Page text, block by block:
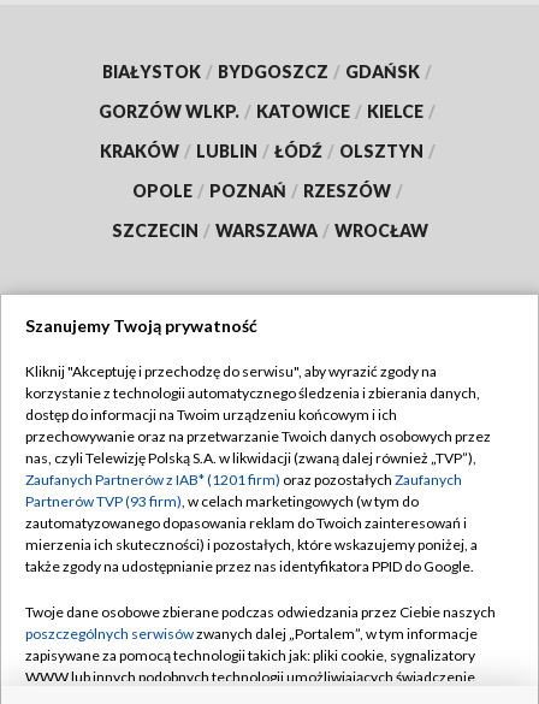
BIAŁYSTOK / BYDGOSZCZ / GDAŃSK /
GORZÓW WLKP. / KATOWICE / KIELCE /
KRAKÓW / LUBLIN / ŁÓDŹ / OLSZTYN /
OPOLE / POZNAŃ / RZESZÓW /
SZCZECIN / WARSZAWA / WROCŁAW
TVP
Abonament TVP
Emisja w TVP
Centrum informacji TVP
Naziemna Telewizja Cyfrowa
Rada Programowa
System NOS
Regulamin TVP
Polityka prywatności
Moje zgody
Pomoc
Kontakt
Szanujemy Twoją prywatność
Kliknij "Akceptuję i przechodzę do serwisu", aby wyrazić zgody na
korzystanie z technologii automatycznego śledzenia i zbierania danych,
dostęp do informacji na Twoim urządzeniu końcowym i ich
przechowywanie oraz na przetwarzanie Twoich danych osobowych przez
nas, czyli Telewizję Polską S.A. w likwidacji (zwaną dalej również „TVP”),
Zaufanych Partnerów z IAB* (1201 firm) oraz pozostałych Zaufanych
Partnerów TVP (93 firm), w celach marketingowych (w tym do
zautomatyzowanego dopasowania reklam do Twoich zainteresowań i
mierzenia ich skuteczności) i pozostałych, które wskazujemy poniżej, a
także zgody na udostępnianie przez nas identyfikatora PPID do Google.
Twoje dane osobowe zbierane podczas odwiedzania przez Ciebie naszych
poszczególnych serwisówzwanych dalej „Portalem”, w tym informacje
zapisywane za pomocą technologii takich jak: pliki cookie, sygnalizatory
WWW lub innych podobnych technologii umożliwiających świadczenie